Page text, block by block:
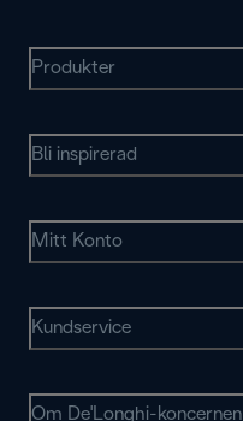
Produkter
Bli inspirerad
Mitt Konto
Kundservice
Om De'Longhi-koncernen